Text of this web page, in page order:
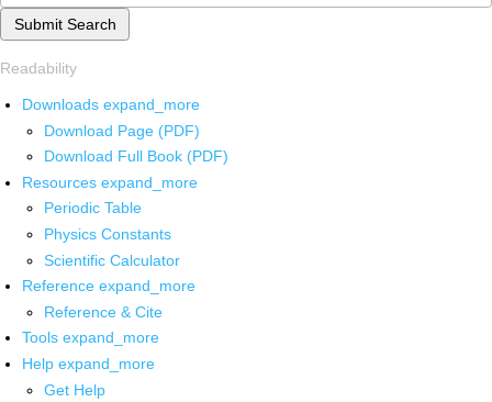
Submit Search
Readability
Downloads expand_more
Download Page (PDF)
Download Full Book (PDF)
Resources expand_more
Periodic Table
Physics Constants
Scientific Calculator
Reference expand_more
Reference & Cite
Tools expand_more
Help expand_more
Get Help